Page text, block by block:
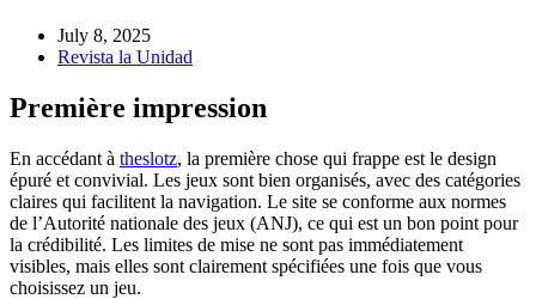
July 8, 2025
Revista la Unidad
Première impression
En accédant à theslotz, la première chose qui frappe est le design
épuré et convivial. Les jeux sont bien organisés, avec des catégories
claires qui facilitent la navigation. Le site se conforme aux normes
de l’Autorité nationale des jeux (ANJ), ce qui est un bon point pour
la crédibilité. Les limites de mise ne sont pas immédiatement
visibles, mais elles sont clairement spécifiées une fois que vous
choisissez un jeu.